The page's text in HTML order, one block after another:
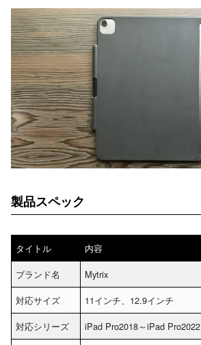
製品スペック
タイトル
内容
ブランド名
Mytrix
対応サイズ
11インチ、12.9インチ
対応シリーズ
iPad Pro2018～iPad Pro2022